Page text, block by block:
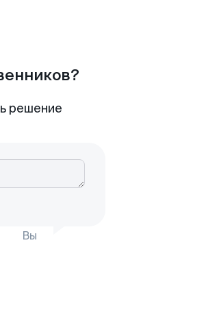
решение
Вы